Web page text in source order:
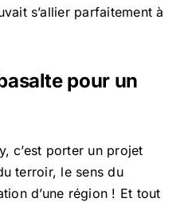
s’allier parfaitement à
pour un
c’est porter un projet
terroir, le sens du
d’une région ! Et tout